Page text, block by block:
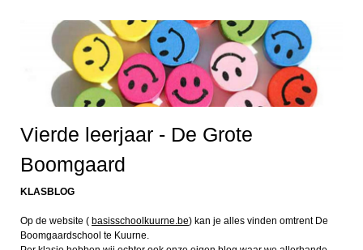
Vierde leerjaar - De Grote
Boomgaard
KLASBLOG
Op de website ( basisschoolkuurne.be) kan je alles vinden omtrent De
Boomgaardschool te Kuurne.